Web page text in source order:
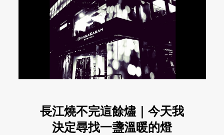
長江燒不完這餘燼｜今天我
決定尋找一盞溫暖的燈